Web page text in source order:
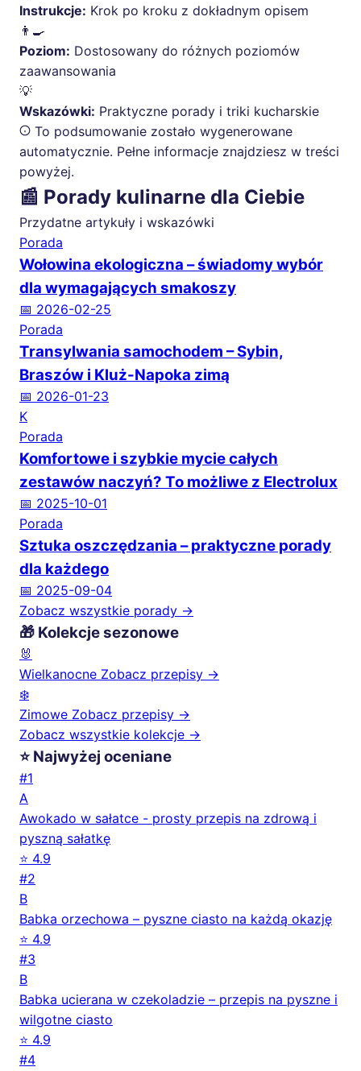
Instrukcje: Krok po kroku z dokładnym opisem
👨‍🍳
Poziom: Dostosowany do różnych poziomów
zaawansowania
💡
Wskazówki: Praktyczne porady i triki kucharskie
To podsumowanie zostało wygenerowane
automatycznie. Pełne informacje znajdziesz w treści
powyżej.
📰 Porady kulinarne dla Ciebie
Przydatne artykuły i wskazówki
Porada
Wołowina ekologiczna – świadomy wybór
dla wymagających smakoszy
📅 2026-02-25
Porada
Transylwania samochodem – Sybin,
Braszów i Kluż-Napoka zimą
📅 2026-01-23
K
Porada
Komfortowe i szybkie mycie całych
zestawów naczyń? To możliwe z Electrolux
📅 2025-10-01
Porada
Sztuka oszczędzania – praktyczne porady
dla każdego
📅 2025-09-04
Zobacz wszystkie porady →
🎁 Kolekcje sezonowe
🐰
Wielkanocne Zobacz przepisy →
❄️
Zimowe Zobacz przepisy →
Zobacz wszystkie kolekcje →
⭐ Najwyżej oceniane
#1
A
Awokado w sałatce - prosty przepis na zdrową i
pyszną sałatkę
⭐ 4.9
#2
B
Babka orzechowa – pyszne ciasto na każdą okazję
⭐ 4.9
#3
B
Babka ucierana w czekoladzie – przepis na pyszne i
wilgotne ciasto
⭐ 4.9
#4